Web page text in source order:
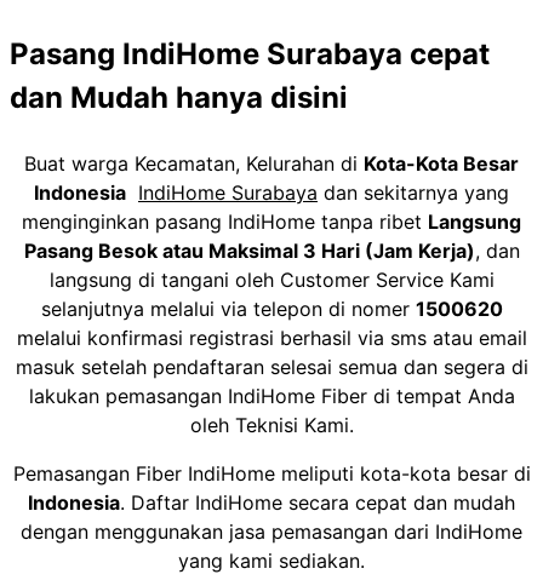
Pasang IndiHome Surabaya cepat
dan Mudah hanya disini
Buat warga Kecamatan, Kelurahan di Kota-Kota Besar
Indonesia IndiHome Surabaya dan sekitarnya yang
menginginkan pasang IndiHome tanpa ribet Langsung
Pasang Besok atau Maksimal 3 Hari (Jam Kerja), dan
langsung di tangani oleh Customer Service Kami
selanjutnya melalui via telepon di nomer 1500620
melalui konfirmasi registrasi berhasil via sms atau email
masuk setelah pendaftaran selesai semua dan segera di
lakukan pemasangan IndiHome Fiber di tempat Anda
oleh Teknisi Kami.
Pemasangan Fiber IndiHome meliputi kota-kota besar di
Indonesia. Daftar IndiHome secara cepat dan mudah
dengan menggunakan jasa pemasangan dari IndiHome
yang kami sediakan.